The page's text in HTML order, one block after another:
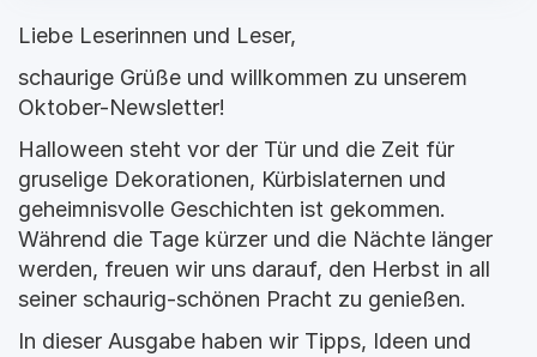
Liebe Leserinnen und Leser,
schaurige Grüße und willkommen zu unserem
Oktober-Newsletter!
Halloween steht vor der Tür und die Zeit für
gruselige Dekorationen, Kürbislaternen und
geheimnisvolle Geschichten ist gekommen.
Während die Tage kürzer und die Nächte länger
werden, freuen wir uns darauf, den Herbst in all
seiner schaurig-schönen Pracht zu genießen.
In dieser Ausgabe haben wir Tipps, Ideen und